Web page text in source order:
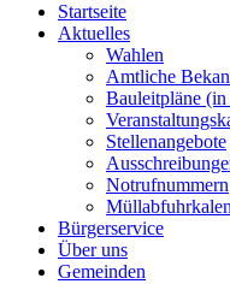
Startseite
Aktuelles
Wahlen
Amtliche
Bauleitpläne
Stellenangebote
Notrufnummern
Bürgerservice
Über uns
Gemeinden